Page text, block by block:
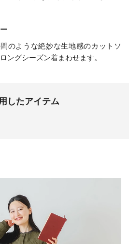
のような絶妙な生地感のカットソ
ングシーズン着まわせます。
したアイテム